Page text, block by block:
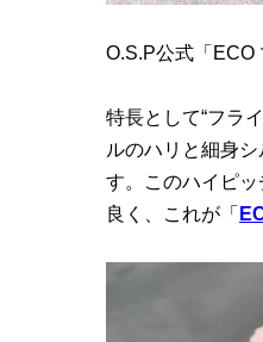
O.S.P公式「ECO
特長として“フラ
ルのハリと細身
す。このハイピ
良く、これが「